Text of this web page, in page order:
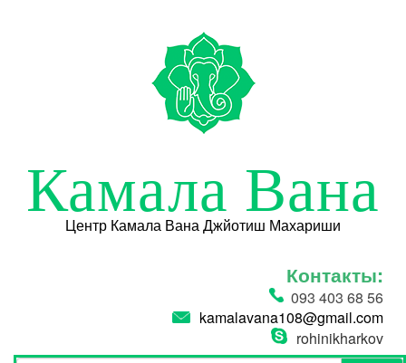
Камала Вана
Центр Камала Вана Джйотиш Махариши
Контакты:
093 403 68 56
kamalavana108@gmail.com
rohinikharkov